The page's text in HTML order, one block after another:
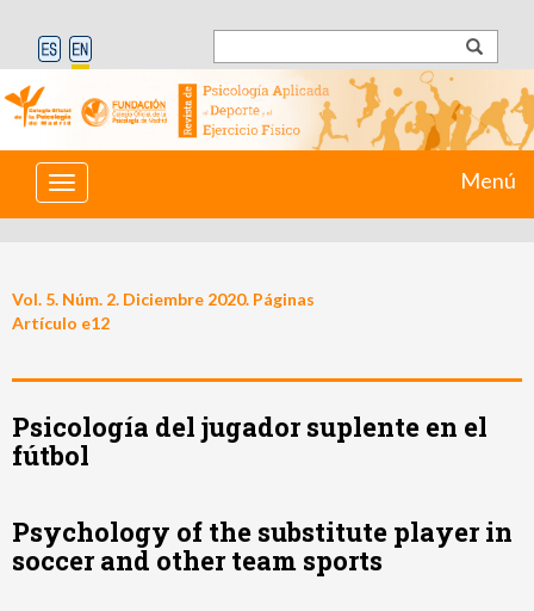
Toggle
navigation
Menú
Vol. 5. Núm. 2. Diciembre 2020. Páginas
Artículo e12
Psicología del jugador suplente en el
fútbol
Psychology of the substitute player in
soccer and other team sports